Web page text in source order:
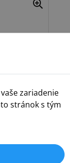
zariadenie
stránok s tým